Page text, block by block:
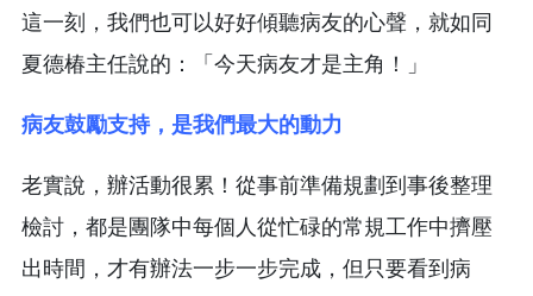
這一刻，我們也可以好好傾聽病友的心聲，就如同
夏德椿主任說的：「今天病友才是主角！」
病友鼓勵支持，是我們最大的動力
老實說，辦活動很累！從事前準備規劃到事後整理
檢討，都是團隊中每個人從忙碌的常規工作中擠壓
出時間，才有辦法一步一步完成，但只要看到病